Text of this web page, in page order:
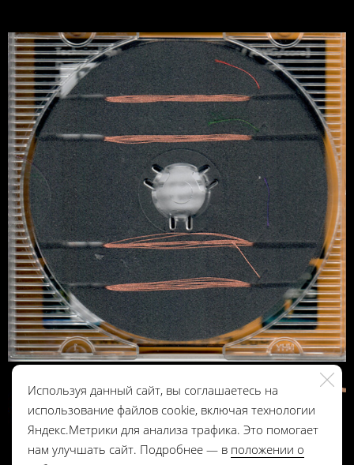
Используя данный сайт, вы соглашаетесь на
использование файлов cookie, включая технологии
Яндекс.Метрики для анализа трафика. Это помогает
нам улучшать сайт. Подробнее — в положении о